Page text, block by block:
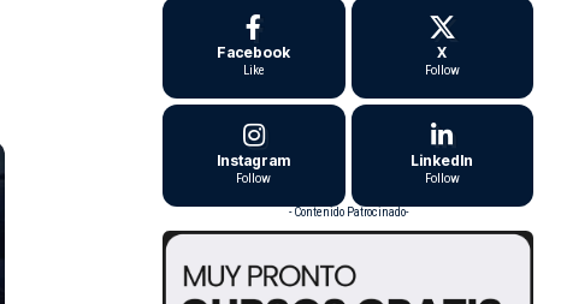
Facebook
Like
X
Follow
Instagram
Follow
LinkedIn
Follow
- Contenido Patrocinado-